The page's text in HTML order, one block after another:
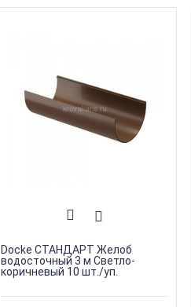
Docke СТАНДАРТ Желоб
водосточный 3 м Светло-
коричневый 10 шт./уп.